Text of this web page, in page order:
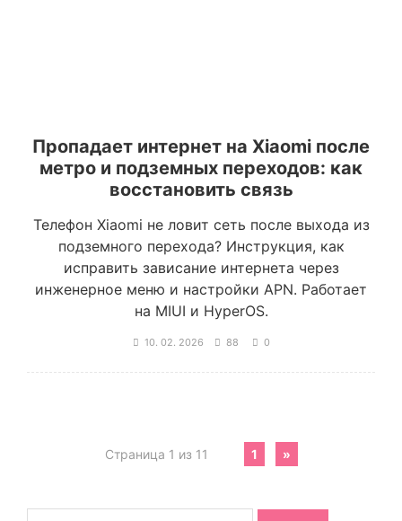
Пропадает интернет на Xiaomi после
метро и подземных переходов: как
восстановить связь
Телефон Xiaomi не ловит сеть после выхода из
подземного перехода? Инструкция, как
исправить зависание интернета через
инженерное меню и настройки APN. Работает
на MIUI и HyperOS.
10. 02. 2026 88 0
Страница 1 из 11 1 »